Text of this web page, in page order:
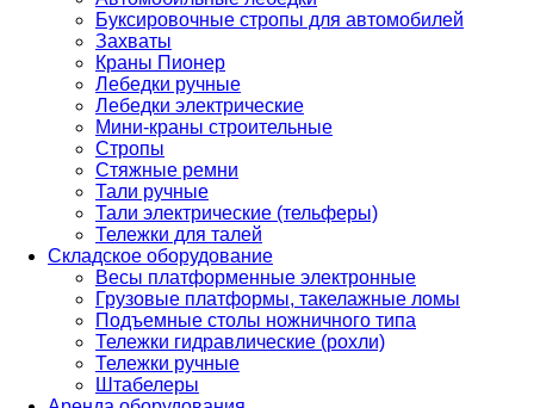
Буксировочные стропы для автомобилей
Захваты
Краны Пионер
Лебедки ручные
Лебедки электрические
Мини-краны строительные
Стропы
Стяжные ремни
Тали ручные
Тали электрические (тельферы)
Тележки для талей
Складское оборудование
Весы платформенные электронные
Грузовые платформы, такелажные ломы
Подъемные столы ножничного типа
Тележки гидравлические (рохли)
Тележки ручные
Штабелеры